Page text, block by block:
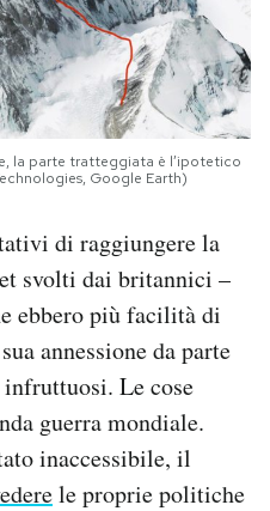
la parte tratteggiata è l’ipotetico
Google Earth)
di raggiungere la
svolti dai britannici –
ebbero più facilità di
annessione da parte
Le cose
guerra mondiale.
inaccessibile, il
le proprie politiche